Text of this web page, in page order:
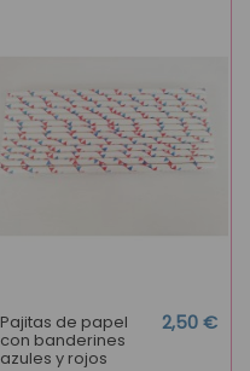
Pajitas de papel
con banderines
azules y rojos
2,50 €